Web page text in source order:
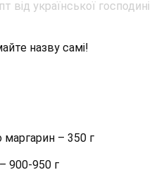
назву самі!
маргарин – 350 г
900-950 г